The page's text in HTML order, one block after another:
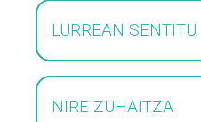
LURREAN SENTITU
NIRE ZUHAITZA